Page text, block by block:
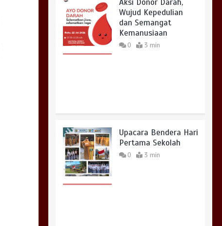
Aksi Donor Darah,
Wujud Kepedulian
dan Semangat
Kemanusiaan
0 3 min
Upacara Bendera Hari
Pertama Sekolah
0 3 min